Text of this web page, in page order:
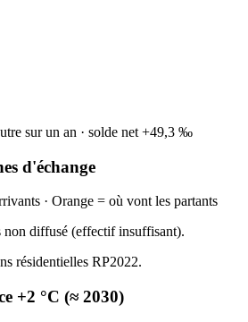
sur un an · solde net +49,3 ‰
d'échange
· Orange = où vont les partants
non diffusé (effectif insuffisant).
résidentielles RP2022.
+2 °C (≈ 2030)